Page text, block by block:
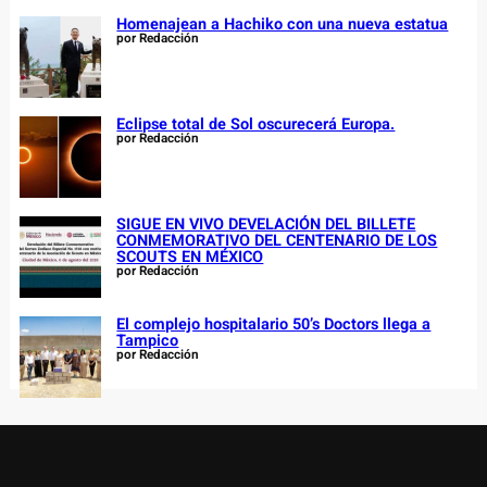
Homenajean a Hachiko con una nueva estatua
por Redacción
Eclipse total de Sol oscurecerá Europa.
por Redacción
SIGUE EN VIVO DEVELACIÓN DEL BILLETE
CONMEMORATIVO DEL CENTENARIO DE LOS
SCOUTS EN MÉXICO
por Redacción
El complejo hospitalario 50’s Doctors llega a
Tampico
por Redacción